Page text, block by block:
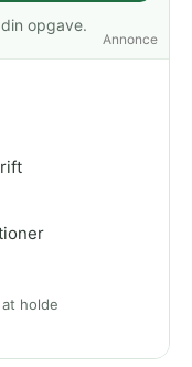
Annonce
opgave.
holde